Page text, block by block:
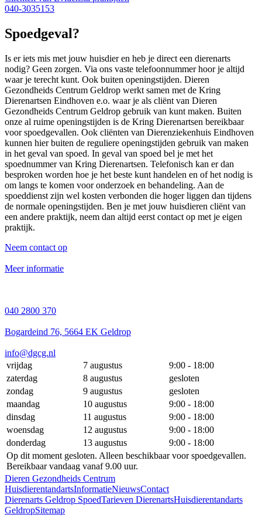
040-3035153
Spoedgeval?
Is er iets mis met jouw huisdier en heb je direct een dierenarts
nodig? Geen zorgen. Via ons vaste telefoonnummer hoor je altijd
waar je terecht kunt. Ook buiten openingstijden. Dieren
Gezondheids Centrum Geldrop werkt samen met de Kring
Dierenartsen Eindhoven e.o. waar je als cliënt van Dieren
Gezondheids Centrum Geldrop gebruik van kunt maken. Buiten
onze al ruime openingstijden is de Kring Dierenartsen bereikbaar
voor spoedgevallen. Ook cliënten van Dierenziekenhuis Eindhoven
kunnen hier buiten de reguliere openingstijden gebruik van maken
in het geval van spoed. In geval van spoed bel je met het
spoednummer van Kring Dierenartsen. Telefonisch kan er dan
besproken worden hoe je het beste kunt handelen en of het nodig is
om langs te komen voor onderzoek en behandeling. Aan de
spoeddienst zijn wel kosten verbonden die hoger liggen dan tijdens
de normale openingstijden. Ben je met jouw huisdieren cliënt van
een andere praktijk, neem dan altijd eerst contact op met je eigen
praktijk.
Neem contact op
Meer informatie
040 2800 370
Bogardeind 76, 5664 EK Geldrop
info@dgcg.nl
vrijdag
7 augustus
9:00 - 18:00
zaterdag
8 augustus
gesloten
zondag
9 augustus
gesloten
maandag
10 augustus
9:00 - 18:00
dinsdag
11 augustus
9:00 - 18:00
woensdag
12 augustus
9:00 - 18:00
donderdag
13 augustus
9:00 - 18:00
Op dit moment gesloten. Alleen beschikbaar voor spoedgevallen.
Bereikbaar vandaag vanaf 9.00 uur.
Dieren Gezondheids Centrum
HuisdierentandartsInformatieNieuwsContact
Dierenarts Geldrop SpoedTarieven DierenartsHuisdierentandarts
GeldropSitemap